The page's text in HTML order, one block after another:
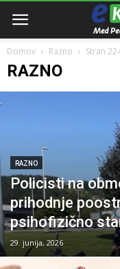
Domov Razno Stran
RAZNO
RAZNO
Policisti na
prihodnje
psihofizično
29. junija, 2026